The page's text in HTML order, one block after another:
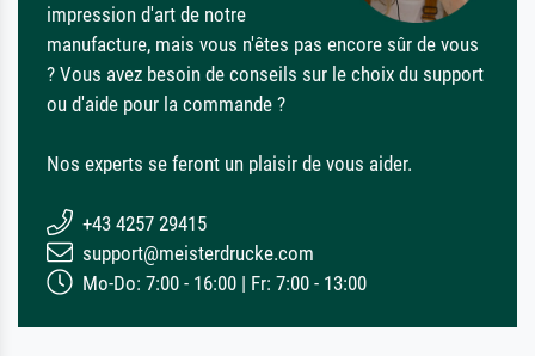
impression d'art de notre
manufacture, mais vous n'êtes pas encore sûr de vous
? Vous avez besoin de conseils sur le choix du support
ou d'aide pour la commande ?
Nos experts se feront un plaisir de vous aider.
+43 4257 29415
support@meisterdrucke.com
Mo-Do: 7:00 - 16:00 | Fr: 7:00 - 13:00